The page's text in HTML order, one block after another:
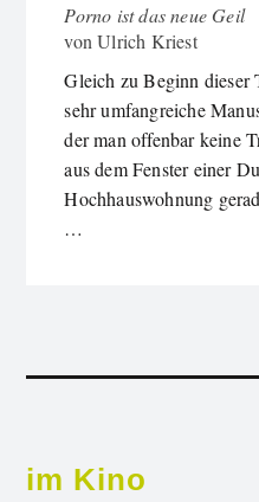
Porno ist das neue Geil
vonUlrich Kriest
Gleich zu Beginn dieser
sehr umfangreiche
der man offenbar keine
aus dem Fenster einer
Hochhauswohnung
…
im Kino